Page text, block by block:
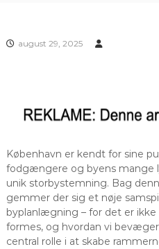
august 29, 2025
København er kendt for sine
fodgængere og byens mange
unik storbystemning. Bag
gemmer der sig et nøje
byplanlægning – for det er
formes, og hvordan vi
central rolle i at skabe